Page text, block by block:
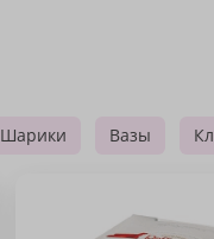
Шарики Вазы